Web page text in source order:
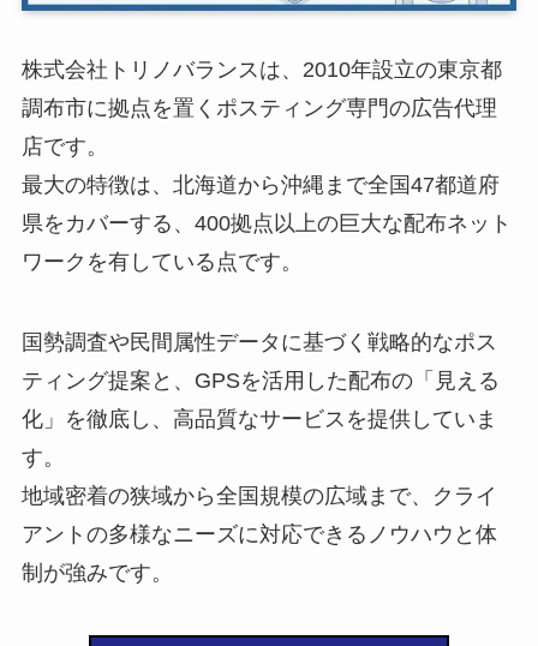
株式会社トリノバランスは、2010年設立の東京都
調布市に拠点を置くポスティング専門の広告代理
店です。
最大の特徴は、北海道から沖縄まで全国47都道府
県をカバーする、400拠点以上の巨大な配布ネット
ワークを有している点です。
国勢調査や民間属性データに基づく戦略的なポス
ティング提案と、GPSを活用した配布の「見える
化」を徹底し、高品質なサービスを提供していま
す。
地域密着の狭域から全国規模の広域まで、クライ
アントの多様なニーズに対応できるノウハウと体
制が強みです。